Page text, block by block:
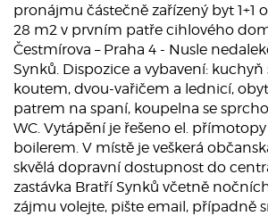
pronájmu částečně zařízený byt 1+1
28 m2 v prvním patře cihlového
Čestmírova – Praha 4 - Nusle
Synků. Dispozice a vybavení:
koutem, dvou-vařičem a lednicí,
patrem na spaní, koupelna se
WC. Vytápění je řešeno el. přímotopy
boilerem. V místě je veškerá
skvělá dopravní dostupnost do
zastávka Bratří Synků včetně
zájmu volejte, pište email, případně